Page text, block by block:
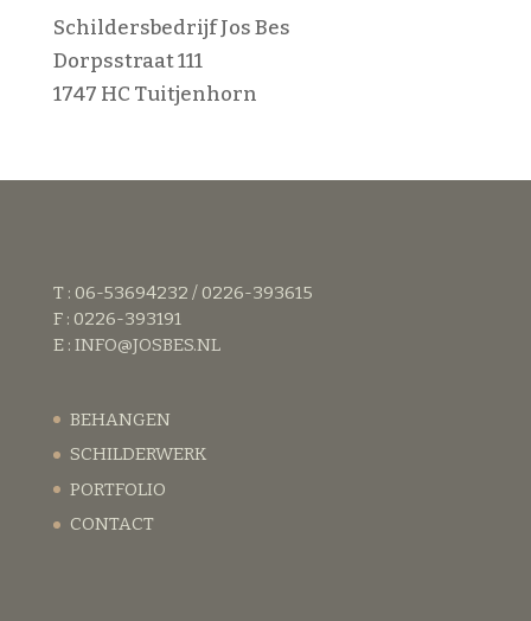
Schildersbedrijf Jos Bes
Dorpsstraat 111
1747 HC Tuitjenhorn
T : 06-53694232 / 0226-393615
F : 0226-393191
E : INFO@JOSBES.NL
BEHANGEN
SCHILDERWERK
PORTFOLIO
CONTACT